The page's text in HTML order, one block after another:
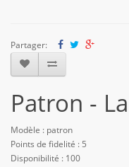
Partager:
Patron -
Modèle : patron
Points de fidelité : 5
Disponibilité : 100